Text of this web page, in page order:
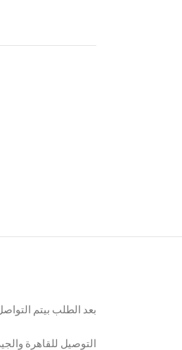
بعد الطلب بيتم
التوصيل للقاهرة والجيزة